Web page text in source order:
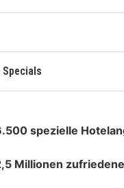
spezielle
Millionen